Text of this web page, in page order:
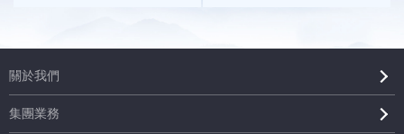
關於我們
集團業務